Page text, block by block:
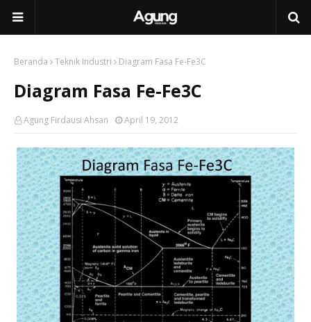
Beranda Teknik Industri Diagram Fasa Fe-Fe3C
Diagram Fasa Fe-Fe3C
Agung Firdausi Ahsan April 19, 2012